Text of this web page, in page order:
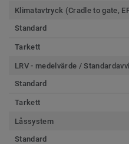
Klimatavtryck (Cradle to gate,
Standard
Tarkett
LRV - medelvärde /
Standard
Tarkett
Låssystem
Standard